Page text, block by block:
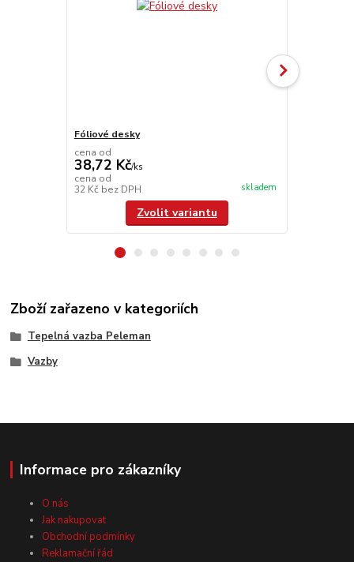
Fóliové desky
cena od
38,72 Kč/ks
cena od
32 Kč bez DPH skladem
Zvolit variantu
Zboží zařazeno v kategoriích
Tepelná vazba Peleman
Vazby
Informace pro zákazníky
O nás
Jak nakupovat
Obchodní podmínky
Reklamační řád